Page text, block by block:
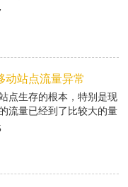
、搜狗有着大量的用户
网站中，使用推行型网站
转化成客户; 二、丹东
么挑选专业的搭站公司
动站点流量异常
点生存的根本，特别是现
流量已经到了比较大的量
站有流量了，每天就会有